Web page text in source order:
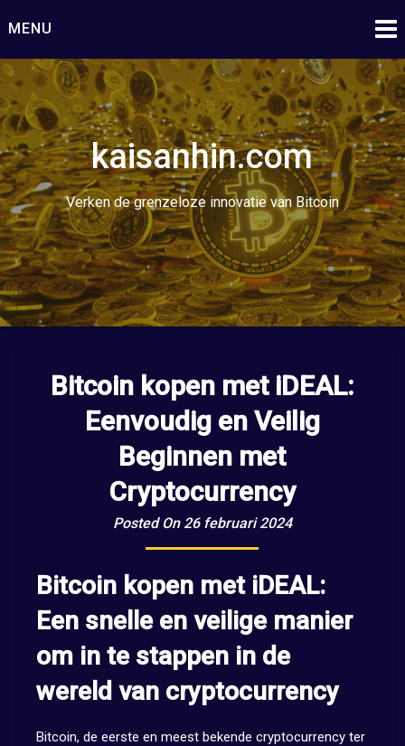
naar
inhoud
MENU
kaisanhin.com
Verken de grenzeloze innovatie van Bitcoin
Bitcoin kopen met iDEAL:
Eenvoudig en Veilig
Beginnen met
Cryptocurrency
Posted On 26 februari 2024
Bitcoin kopen met iDEAL:
Een snelle en veilige manier
om in te stappen in de
wereld van cryptocurrency
Bitcoin, de eerste en meest bekende cryptocurrency ter